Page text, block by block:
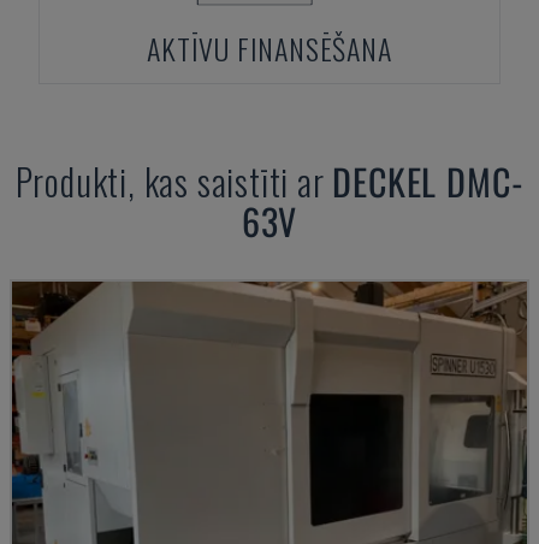
AKTĪVU FINANSĒŠANA
Produkti, kas saistīti ar DECKEL DMC-
63V